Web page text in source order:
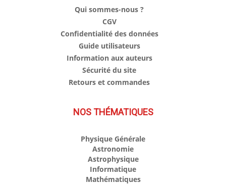
Qui sommes-nous ?
CGV
Confidentialité des données
Guide utilisateurs
Information aux auteurs
Sécurité du site
Retours et commandes
NOS THÉMATIQUES
Physique Générale
Astronomie
Astrophysique
Informatique
Mathématiques